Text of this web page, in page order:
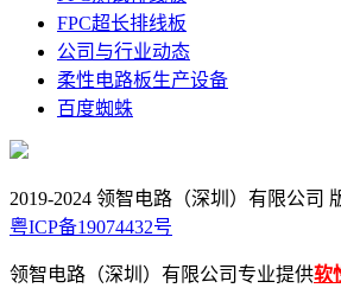
FPC超长排线板
公司与行业动态
柔性电路板生产设备
百度蜘蛛
2019-2024 领智电路（深圳）有限公司
粤ICP备19074432号
领智电路（深圳）有限公司专业提供软